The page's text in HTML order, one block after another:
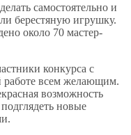
самостоятельно и
берестяную игрушку.
около 70 мастер-
конкурса с
работе всем желающим.
возможность
новые